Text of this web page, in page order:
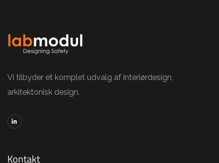
Vi tilbyder et komplet udvalg af interiørdesign,
arkitektonisk design.
Kontakt